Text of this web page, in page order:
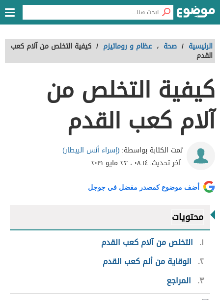
الرئيسية / صحة ، عظام و روماتيزم / كيفية التخلص من آلام كعب
القدم
كيفية التخلص من
آلام كعب القدم
تمت الكتابة بواسطة: (إسراء أنس البيطار)
آخر تحديث:٠٨:١٤ ، ٢٣ مايو ٢٠١٩
أضف موضوع كمصدر مفضل في جوجل
محتويات
١
التخلص من آلام كعب القدم
٢ الوقاية من ألم كعب القدم
٣
المراجع